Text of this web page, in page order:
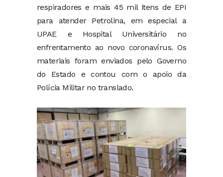
respiradores e mais 45 mil itens de EPI
para atender Petrolina, em especial a
UPAE e Hospital Universitário no
enfrentamento ao novo coronavírus. Os
materiais foram enviados pelo Governo
do Estado e contou com o apoio da
Polícia Militar no translado.